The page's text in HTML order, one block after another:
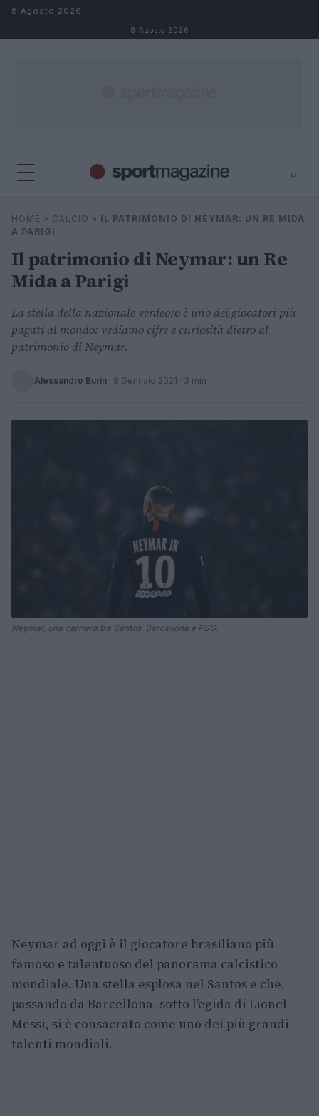
Salta al contenuto
8 Agosto 2026
8 Agosto 2026
⌕
Cerca
⌕ ×
HOME » CALCIO » IL PATRIMONIO DI NEYMAR: UN RE MIDA
A PARIGI
Il patrimonio di Neymar: un Re
Mida a Parigi
La stella della nazionale verdeoro è uno dei giocatori più
pagati al mondo: vediamo cifre e curiosità dietro al
patrimonio di Neymar.
Alessandro Burin · 8 Gennaio 2021 · 3 min
Neymar, una carriera tra Santos, Barcellona e PSG.
Neymar ad oggi è il giocatore brasiliano più
famoso e talentuoso del panorama calcistico
mondiale. Una stella esplosa nel Santos e che,
passando da Barcellona, sotto l’egida di Lionel
Messi, si è consacrato come uno dei più grandi
talenti mondiali.